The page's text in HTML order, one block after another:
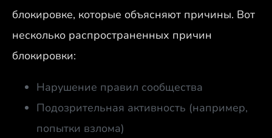
блокировке, которые объясняют причины. Вот
несколько распространенных причин
блокировки:
Нарушение правил сообщества
Подозрительная активность (например,
попытки взлома)